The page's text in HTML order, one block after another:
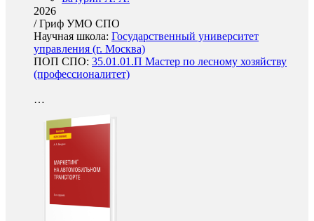
2026
/Гриф УМО СПО
Научная школа: Государственный университет
управления (г. Москва)
ПОП СПО: 35.01.01.П Мастер по лесному хозяйству
(профессионалитет)
…